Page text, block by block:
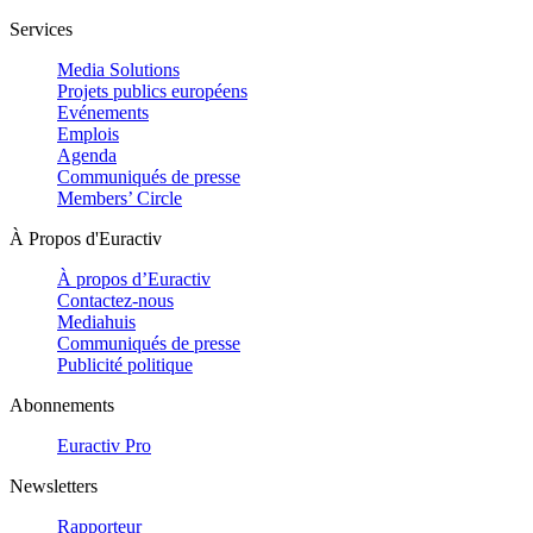
Services
Media Solutions
Projets publics européens
Evénements
Emplois
Agenda
Communiqués de presse
Members’ Circle
À Propos d'Euractiv
À propos d’Euractiv
Contactez-nous
Mediahuis
Communiqués de presse
Publicité politique
Abonnements
Euractiv Pro
Newsletters
Rapporteur